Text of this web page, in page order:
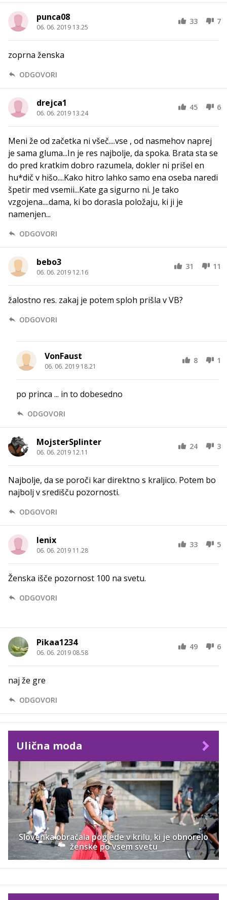
punca08
06. 06. 2019 13.25
33 7
zoprna ženska
ODGOVORI
drejca1
06. 06. 2019 13.24
45 6
Meni že od začetka ni všeč....vse , od nasmehov naprej
je sama gluma...In je res najbolje, da spoka. Brata sta se
do pred kratkim dobro razumela, dokler ni prišel en
hu*dič v hišo....Kako hitro lahko samo ena oseba naredi
špetir med vsemii...Kate ga sigurno ni. Je tako
vzgojena....dama, ki bo dorasla položaju, ki ji je
namenjen...
ODGOVORI
bebo3
06. 06. 2019 12.16
31 11
žalostno res. zakaj je potem sploh prišla v VB?
ODGOVORI
VonFaust
06. 06. 2019 18.21
8 1
po princa ... in to dobesedno
ODGOVORI
MojsterSplinter
06. 06. 2019 12.11
24 3
Najbolje, da se poroči kar direktno s kraljico. Potem bo
najbolj v središču pozornosti.
ODGOVORI
lenix
06. 06. 2019 11.28
33 5
Ženska išče pozornost 100 na svetu.
ODGOVORI
Pikaa1234
06. 06. 2019 08.58
49 6
naj že gre
ODGOVORI
Ulična moda
Slovenka obračala poglede v krilu, ki je obnorelo
ženske po vsem svetu